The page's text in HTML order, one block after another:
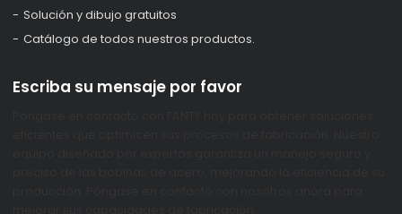
Solución y dibujo gratuitos
Catálogo de todos nuestros productos.
Escriba su mensaje por favor